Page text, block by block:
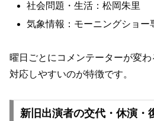
社会問題・生活：松岡朱里
気象情報：モーニングショー
曜日ごとにコメンテーターが変
対応しやすいのが特徴です。
新旧出演者の交代・休演・